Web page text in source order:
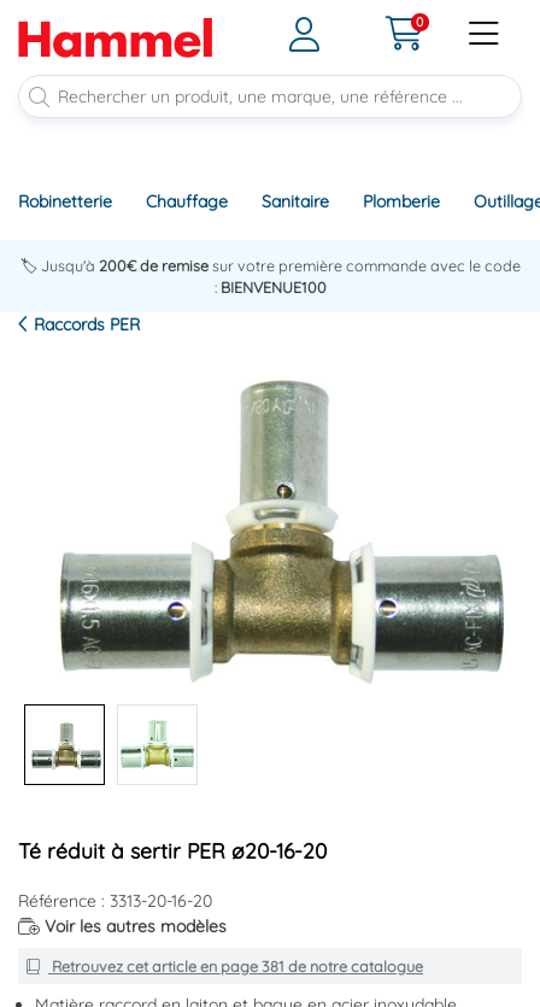
0
Robinetterie Chauffage Sanitaire Plomberie
🏷️ Jusqu'à 200€ de remisesur votre première commande avec le code
: BIENVENUE100
Raccords PER
Té réduit à sertir PER ø20-16-20
Référence : 3313-20-16-20
Voir les autres modèles
Retrouvez cet article en page 381 de notre catalogue